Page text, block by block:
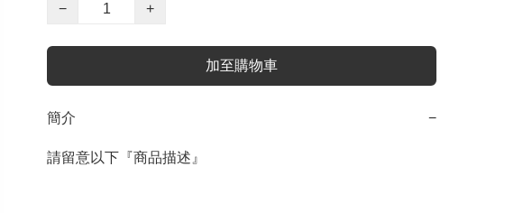
−
+
加至購物車
簡介 −
請留意以下『商品描述』